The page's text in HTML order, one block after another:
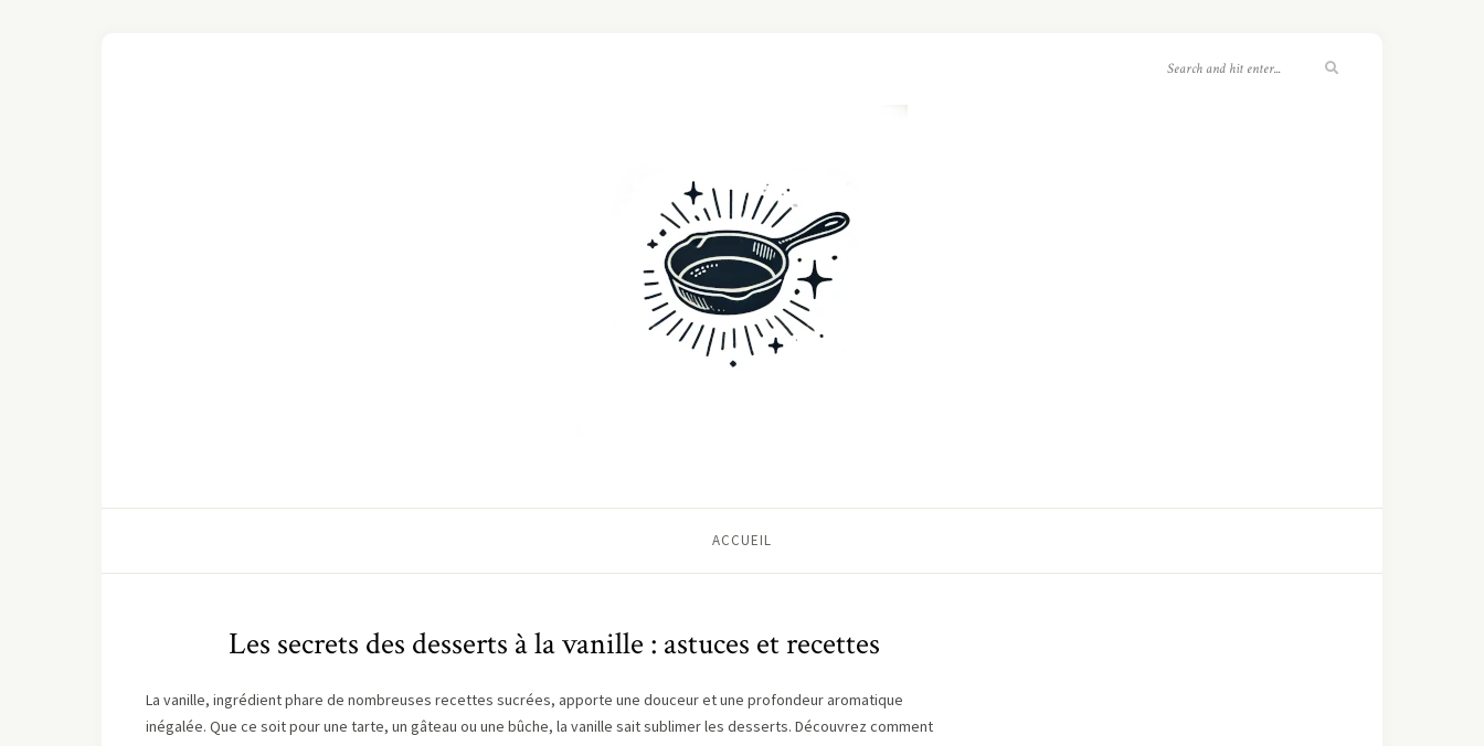
ACCUEIL
Les secrets des desserts à la vanille : astuces et recettes
La vanille, ingrédient phare de nombreuses recettes sucrées, apporte une douceur et une profondeur aromatique
inégalée. Que ce soit pour une tarte, un gâteau ou une bûche, la vanille sait sublimer les desserts. Découvrez comment